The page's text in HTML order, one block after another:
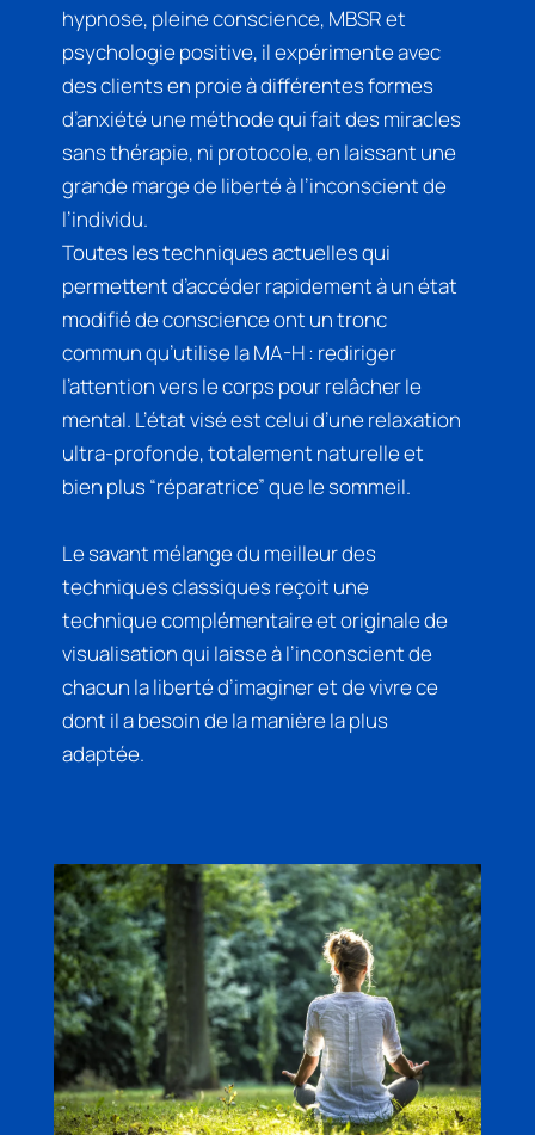
hypnose, pleine conscience, MBSR et
psychologie positive, il expérimente avec
des clients en proie à différentes formes
d’anxiété une méthode qui fait des miracles
sans thérapie, ni protocole, en laissant une
grande marge de liberté à l’inconscient de
l’individu.
Toutes les techniques actuelles qui
permettent d’accéder rapidement à un état
modifié de conscience ont un tronc
commun qu’utilise la MA-H : rediriger
l’attention vers le corps pour relâcher le
mental. L’état visé est celui d’une relaxation
ultra-profonde, totalement naturelle et
bien plus “réparatrice” que le sommeil.
Le savant mélange du meilleur des
techniques classiques reçoit une
technique complémentaire et originale de
visualisation qui laisse à l’inconscient de
chacun la liberté d’imaginer et de vivre ce
dont il a besoin de la manière la plus
adaptée.